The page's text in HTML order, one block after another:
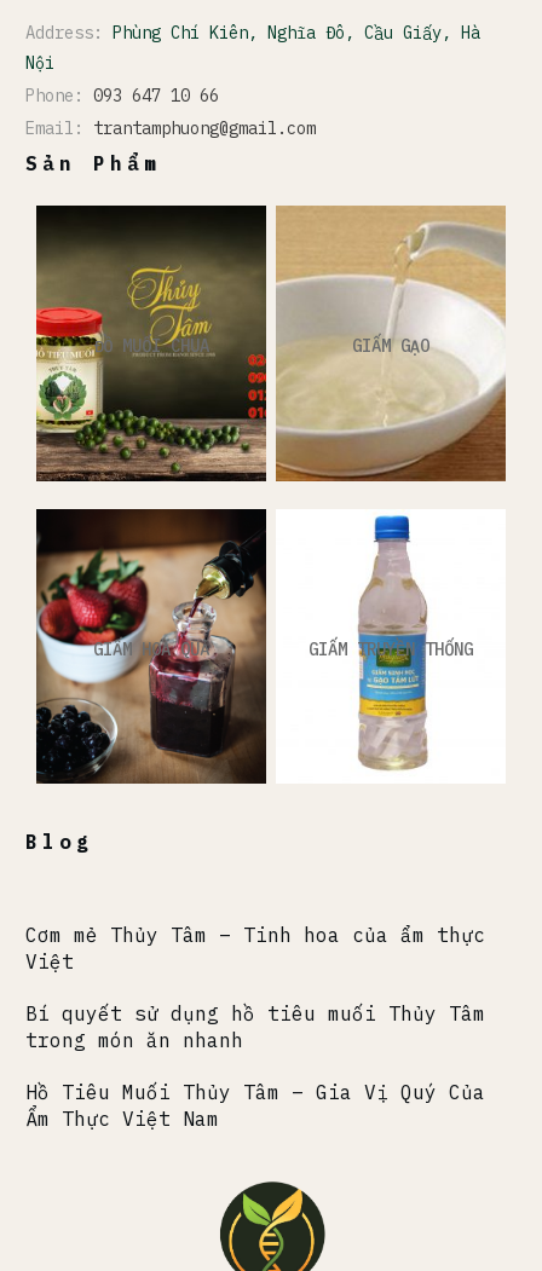
Address: Phùng Chí Kiên, Nghĩa Đô, Cầu Giấy, Hà
Nội
Phone: 093 647 10 66
Email: trantamphuong@gmail.com
Sản Phẩm
ĐỒ MUỐI CHUA GIẤM GẠO
GIẤM HOA QUẢ GIẤM TRUYỀN THỐNG
Blog
Cơm mẻ Thủy Tâm – Tinh hoa của ẩm thực
Việt
Bí quyết sử dụng hồ tiêu muối Thủy Tâm
trong món ăn nhanh
Hồ Tiêu Muối Thủy Tâm – Gia Vị Quý Của
Ẩm Thực Việt Nam